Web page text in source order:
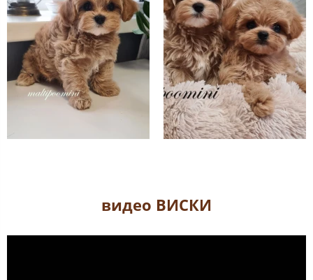
видео ВИСКИ